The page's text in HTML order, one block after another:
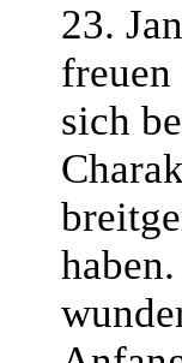
23.
freuen
sich